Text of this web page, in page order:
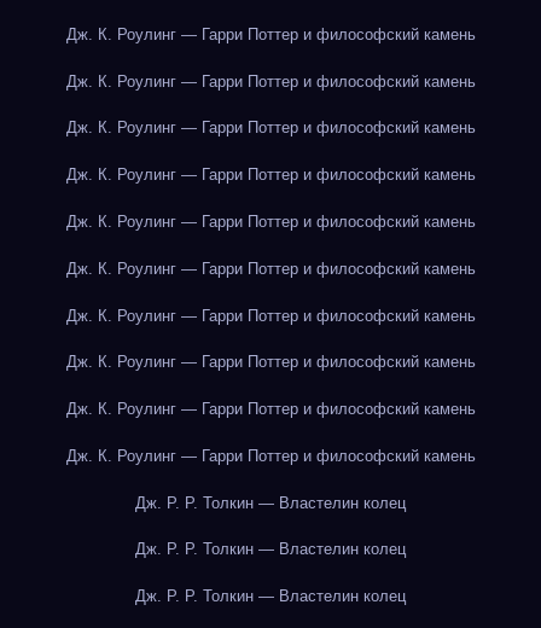
Дж. К. Роулинг — Гарри Поттер и философский камень
Дж. К. Роулинг — Гарри Поттер и философский камень
Дж. К. Роулинг — Гарри Поттер и философский камень
Дж. К. Роулинг — Гарри Поттер и философский камень
Дж. К. Роулинг — Гарри Поттер и философский камень
Дж. К. Роулинг — Гарри Поттер и философский камень
Дж. К. Роулинг — Гарри Поттер и философский камень
Дж. К. Роулинг — Гарри Поттер и философский камень
Дж. К. Роулинг — Гарри Поттер и философский камень
Дж. К. Роулинг — Гарри Поттер и философский камень
Дж. Р. Р. Толкин — Властелин колец
Дж. Р. Р. Толкин — Властелин колец
Дж. Р. Р. Толкин — Властелин колец